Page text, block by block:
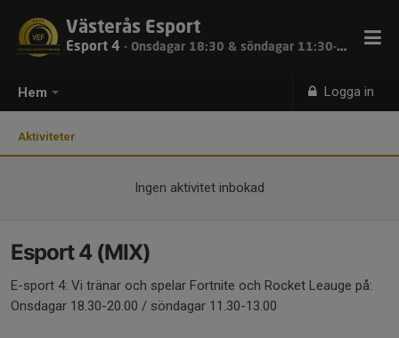
Hem Logga in
Västerås Esport
Esport 4 - Onsdagar 18:30 & söndagar 11:30-13:00
Aktiviteter
Ingen aktivitet inbokad
Esport 4 (MIX)
E-sport 4: Vi tränar och spelar Fortnite och Rocket Leauge på:
Onsdagar 18.30-20.00 / söndagar 11.30-13.00